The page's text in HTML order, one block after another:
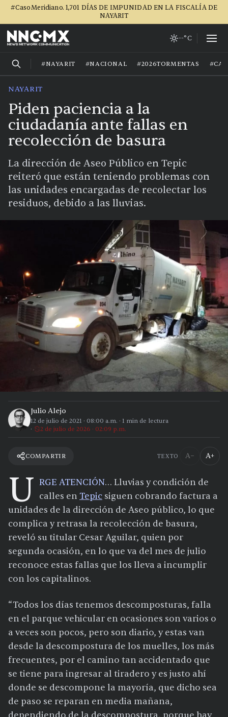
#CasoMeridiano. 1,701 DÍAS DE IMPUNIDAD EN LA FISCALÍA DE
NAYARIT
--°C
#NAYARIT #NACIONAL #2026TORMENTAS
NAYARIT
Piden paciencia a la
ciudadanía ante fallas en
recolección de basura
La dirección de Aseo Público en Tepic
reiteró que están teniendo problemas con
las unidades encargadas de recolectar los
residuos, debido a las lluvias.
Julio Alejo
12 de julio de 2021 · 08:00 a.m. · 1 min de lectura
2 de julio de 2026 · 02:09 p.m.
COMPARTIR TEXTO A− A+
U RGE ATENCIÓN… Lluvias y condición de
calles enTepic siguen cobrando factura a
unidades de la dirección de Aseo público, lo que
complica y retrasa la recolección de basura,
reveló su titular Cesar Aguilar, quien por
segunda ocasión, en lo que va del mes de julio
reconoce estas fallas que los lleva a incumplir
con los capitalinos.
“Todos los días tenemos descomposturas, falla
en el parque vehicular en ocasiones son varios o
a veces son pocos, pero son diario, y estas van
desde la descompostura de los muelles, los más
frecuentes, por el camino tan accidentado que
se tiene para ingresar al tiradero y es justo ahí
donde se descompone la mayoría, que dicho sea
de paso se reparan en media mañana,